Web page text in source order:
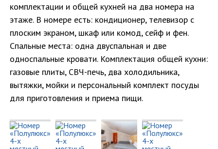
комплектации и общей кухней на два номера на
этаже. В номере есть: кондиционер, телевизор с
плоским экраном, шкаф или комод, сейф и фен.
Спальные места: одна двуспальная и две
односпальные кровати. Комплектация общей кухни:
газовые плиты, СВЧ-печь, два холодильника,
вытяжки, мойки и персональный комплект посуды
для приготовления и приема пищи.